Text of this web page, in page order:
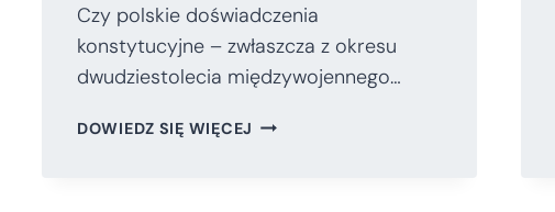
Czy polskie doświadczenia
konstytucyjne – zwłaszcza z okresu
dwudziestolecia międzywojennego…
DOWIEDZ SIĘ WIĘCEJ „W